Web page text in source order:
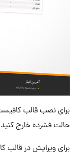
برای نصب قالب
حالت فشرده خارج